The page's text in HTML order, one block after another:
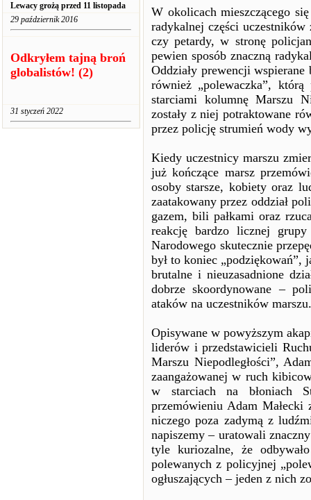
Lewacy grożą przed 11 listopada
29 październik 2016
Odkryłem tajną broń
globalistów! (2)
31 styczeń 2022
W okolicach mieszczącego
radykalnej części
czy petardy, w stronę
pewien sposób znaczną
Oddziały prewencji
również „polewaczka”,
starciami kolumnę Marszu
zostały z niej potraktowane
przez policję strumień wody
Kiedy uczestnicy marszu
już kończące marsz
osoby starsze, kobiety oraz
zaatakowany przez oddział
gazem, bili pałkami oraz
reakcję bardzo licznej
Narodowego skutecznie
był to koniec
brutalne i nieuzasadnione
dobrze skoordynowane –
ataków na uczestników marszu.
Opisywane w powyższym
liderów i przedstawicieli
Marszu Niepodległości”,
zaangażowanej w ruch
w starciach na błoniach
przemówieniu Adam Małecki
niczego poza zadymą z
napiszemy – uratowali
tyle kuriozalne, że
polewanych z policyjnej
ogłuszających – jeden z nich